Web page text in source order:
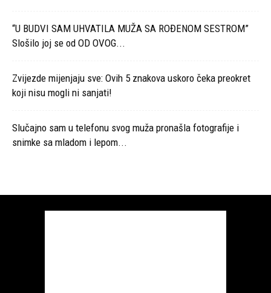
“U BUDVI SAM UHVATILA MUŽA SA ROĐENOM SESTROM”
Slošilo joj se od OD OVOG...
Zvijezde mijenjaju sve: Ovih 5 znakova uskoro čeka preokret
koji nisu mogli ni sanjati!
Slučajno sam u telefonu svog muža pronašla fotografije i
snimke sa mladom i lepom...